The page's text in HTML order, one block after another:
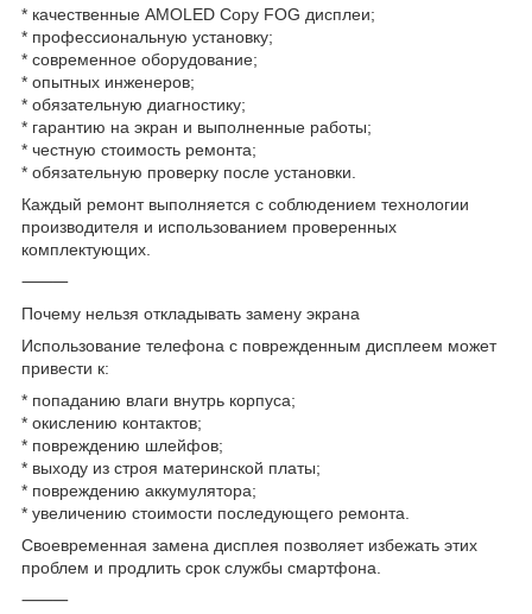
* качественные AMOLED Copy FOG дисплеи;
* профессиональную установку;
* современное оборудование;
* опытных инженеров;
* обязательную диагностику;
* гарантию на экран и выполненные работы;
* честную стоимость ремонта;
* обязательную проверку после установки.
Каждый ремонт выполняется с соблюдением технологии
производителя и использованием проверенных
комплектующих.
⸻
Почему нельзя откладывать замену экрана
Использование телефона с поврежденным дисплеем может
привести к:
* попаданию влаги внутрь корпуса;
* окислению контактов;
* повреждению шлейфов;
* выходу из строя материнской платы;
* повреждению аккумулятора;
* увеличению стоимости последующего ремонта.
Своевременная замена дисплея позволяет избежать этих
проблем и продлить срок службы смартфона.
⸻